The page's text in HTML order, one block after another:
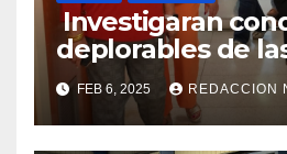
Investigaran
deplorables de
facilidades el
de la Salud en
FEB 6, 2025 REDACCION